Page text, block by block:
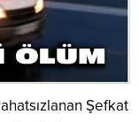
Şefkat